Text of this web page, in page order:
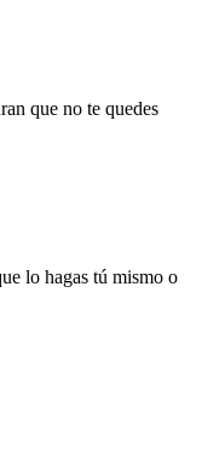
que no te quedes
lo hagas tú mismo o